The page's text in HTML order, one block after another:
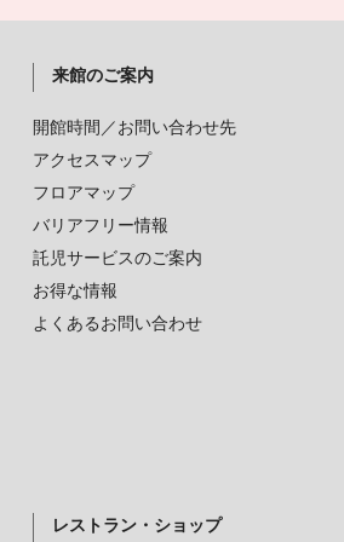
来館のご案内
開館時間／お問い合わせ先
アクセスマップ
フロアマップ
バリアフリー情報
託児サービスのご案内
お得な情報
よくあるお問い合わせ
レストラン・ショップ